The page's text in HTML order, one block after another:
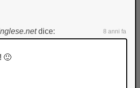
dice: 8 anni fa
🙂